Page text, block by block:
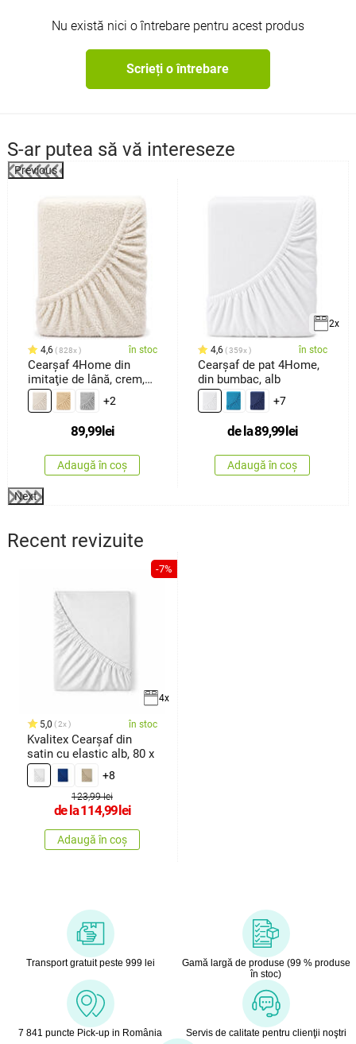
Nu există nici o întrebare pentru acest produs
Scrieți o întrebare
S-ar putea să vă intereseze
Previous
4,6 828x în stoc
Cearşaf 4Home din
imitaţie de lână, crem,
90 x 200 cm
+2
89,99lei
Adaugă în coș
2x
4,6 359x în stoc
Cearșaf de pat 4Home,
din bumbac, alb
+7
de la89,99lei
Adaugă în coș
Next
Recent revizuite
-7%
4x
5,0 2x în stoc
Kvalitex Cearșaf din
satin cu elastic alb, 80 x
+8
123,99 lei
de la114,99 lei
Adaugă în coș
Transport gratuit peste 999 lei
Gamă largă de produse (99 % produse
în stoc)
7 841 puncte Pick-up in România Servis de calitate pentru clienţii noştri